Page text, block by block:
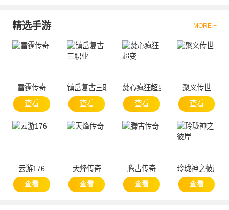
精选手游 MORE +
雷霆传奇
查看
镇岳复古三职业
查看
焚心疯狂超变
查看
聚义传世
查看
云游176
查看
天烽传奇
查看
腾古传奇
查看
玲珑神之彼岸
查看